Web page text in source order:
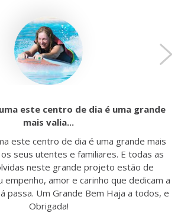
este centro de dia é uma grande
mais valia...
este centro de dia é uma grande mais
seus utentes e familiares. E todas as
neste grande projeto estão de
empenho, amor e carinho que dedicam a
passa. Um Grande Bem Haja a todos, e
Obrigada!